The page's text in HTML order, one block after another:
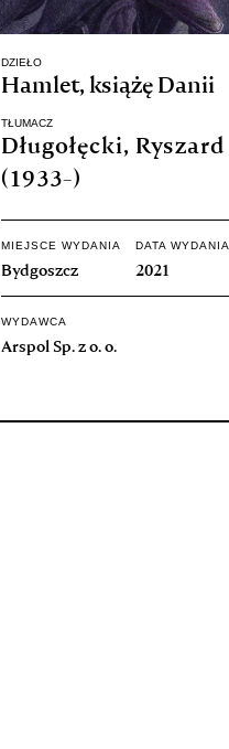
DZIEŁO
Hamlet, książę Danii
TŁUMACZ
Długołęcki, Ryszard
(1933-)
MIEJSCE WYDANIA
Bydgoszcz
DATA WYDANIA
2021
WYDAWCA
Arspol Sp. z o. o.